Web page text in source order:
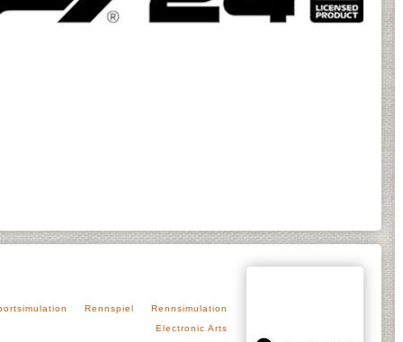
Rennspiel
Rennsimulation
Electronic Arts